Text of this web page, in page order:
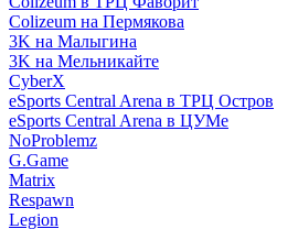
Colizeum на Пермякова
3K на Малыгина
3K на Мельникайте
CyberX
eSports Central Arena в ТРЦ Остров
eSports Central Arena в ЦУМе
NoProblemz
G.Game
Matrix
Respawn
Legion